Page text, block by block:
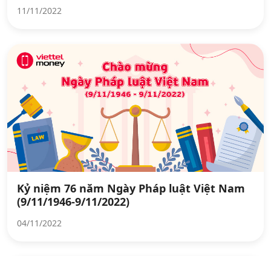
11/11/2022
Kỷ niệm 76 năm Ngày Pháp luật Việt Nam
(9/11/1946-9/11/2022)
04/11/2022